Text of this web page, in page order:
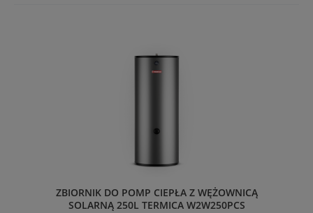
ZBIORNIK DO POMP CIEPŁA Z WĘŻOWNICĄ
SOLARNĄ 250L TERMICA W2W250PCS